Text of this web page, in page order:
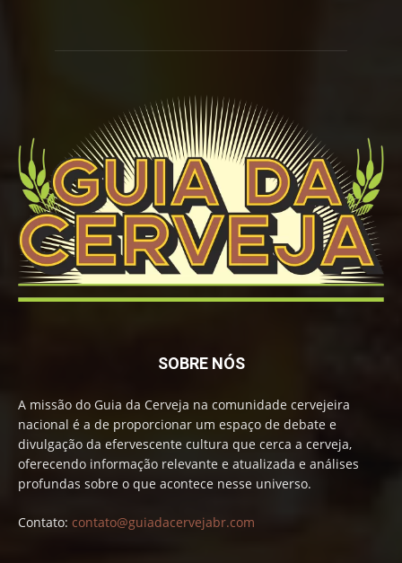
SOBRE NÓS
A missão do Guia da Cerveja na comunidade cervejeira
nacional é a de proporcionar um espaço de debate e
divulgação da efervescente cultura que cerca a cerveja,
oferecendo informação relevante e atualizada e análises
profundas sobre o que acontece nesse universo.
Contato: contato@guiadacervejabr.com